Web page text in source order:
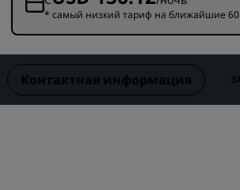
Отели в центре
Radisson Rewards
* самый низкий тариф на ближайшие
Контактная информация